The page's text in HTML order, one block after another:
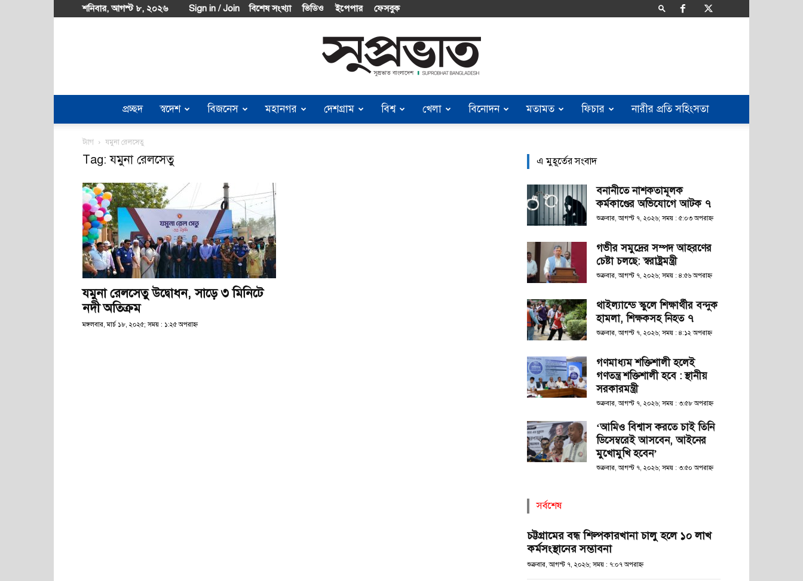
শনিবার, আগস্ট ৮, ২০২৬ Sign in / Join বিশেষ সংখ্যা ভিডিও ইপেপার ফেসবুক
Suprobhat
প্রচ্ছদ স্বদেশ বিজনেস মহানগর দেশগ্রাম বিশ্ব খেলা বিনোদন মতামত ফিচার নারীর প্রতি সহিংসতা
ট্যাগ যমুনা রেলসেতু
Tag: যমুনা রেলসেতু
যমুনা রেলসেতু উদ্বোধন, সাড়ে ৩ মিনিটে
নদী অতিক্রম
মঙ্গলবার, মার্চ ১৮, ২০২৫; সময় : ১:২৫ অপরাহ্ণ
এ মুহূর্তের সংবাদ
বনানীতে নাশকতামূলক
কর্মকাণ্ডের অভিযোগে আটক ৭
শুক্রবার, আগস্ট ৭, ২০২৬; সময় : ৫:০৩ অপরাহ্ণ
গভীর সমুদ্রের সম্পদ আহরণের
চেষ্টা চলছে: স্বরাষ্ট্রমন্ত্রী
শুক্রবার, আগস্ট ৭, ২০২৬; সময় : ৪:৫৬ অপরাহ্ণ
থাইল্যান্ডে স্কুলে শিক্ষার্থীর বন্দুক
হামলা, শিক্ষকসহ নিহত ৭
শুক্রবার, আগস্ট ৭, ২০২৬; সময় : ৪:১২ অপরাহ্ণ
গণমাধ্যম শক্তিশালী হলেই
গণতন্ত্র শক্তিশালী হবে : স্থানীয়
সরকারমন্ত্রী
শুক্রবার, আগস্ট ৭, ২০২৬; সময় : ৩:৫৮ অপরাহ্ণ
‘আমিও বিশ্বাস করতে চাই তিনি
ডিসেম্বরেই আসবেন, আইনের
মুখোমুখি হবেন’
শুক্রবার, আগস্ট ৭, ২০২৬; সময় : ৩:৫০ অপরাহ্ণ
সর্বশেষ
চট্টগ্রামের বন্ধ শিল্পকারখানা চালু হলে ১০ লাখ
কর্মসংস্থানের সম্ভাবনা
শুক্রবার, আগস্ট ৭, ২০২৬; সময় : ৭:০৭ অপরাহ্ণ